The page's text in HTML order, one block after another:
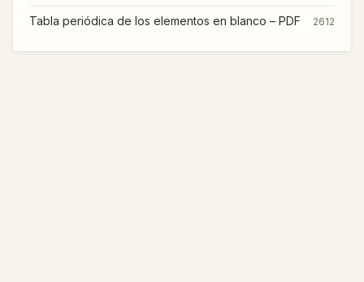
Tabla periódica de los elementos en blanco – PDF 2612